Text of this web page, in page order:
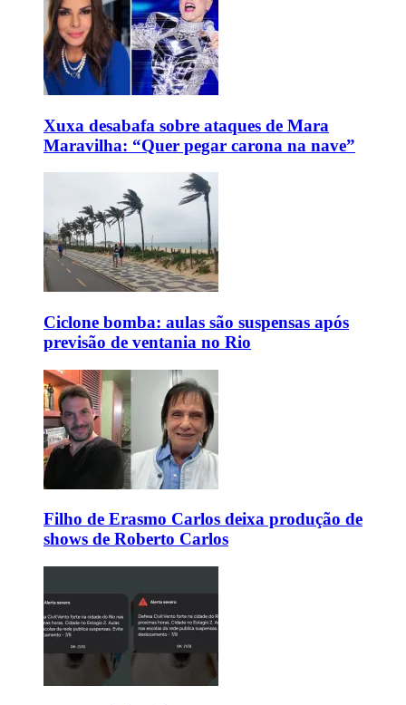
Xuxa desabafa sobre ataques de Mara
Maravilha: “Quer pegar carona na nave”
Ciclone bomba: aulas são suspensas após
previsão de ventania no Rio
Filho de Erasmo Carlos deixa produção de
shows de Roberto Carlos